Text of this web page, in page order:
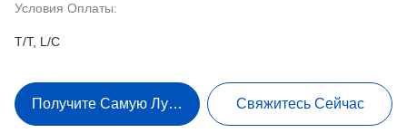
Условия Оплаты:
T/T, L/C
Получите Самую Лучшую ЦенуСвяжитесь Сейчас